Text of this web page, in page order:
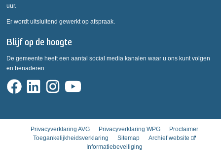
uur.
Er wordt uitsluitend gewerkt op afspraak.
Blijf op de hoogte
De gemeente heeft een aantal social media kanalen waar u ons kunt volgen
en benaderen:
Privacyverklaring AVG Privacyverklaring WPG
Proclaimer
Toegankelijkheidsverklaring
Sitemap
Archief website
Informatiebeveiliging